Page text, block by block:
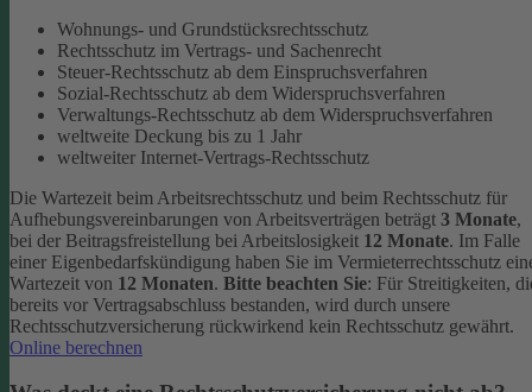
Wohnungs- und Grundstücksrechtsschutz
Rechtsschutz im Vertrags- und Sachenrecht
Steuer-Rechtsschutz ab dem Einspruchsverfahren
Sozial-Rechtsschutz ab dem Widerspruchsverfahren
Verwaltungs-Rechtsschutz ab dem Widerspruchsverfahren
weltweite Deckung bis zu 1 Jahr
weltweiter Internet-Vertrags-Rechtsschutz
Die Wartezeit beim Arbeitsrechtsschutz und beim Rechtsschutz für
Aufhebungsvereinbarungen von Arbeitsverträgen beträgt 3 Monate,
bei der Beitragsfreistellung bei Arbeitslosigkeit 12 Monate. Im Falle
einer Eigenbedarfskündigung haben Sie im Vermieterrechtsschutz
Wartezeit von 12 Monaten. Bitte beachten Sie: Für Streitigkeiten,
bereits vor Vertragsabschluss bestanden, wird durch unsere
Rechtsschutzversicherung rückwirkend kein Rechtsschutz gewährt.
Online berechnen